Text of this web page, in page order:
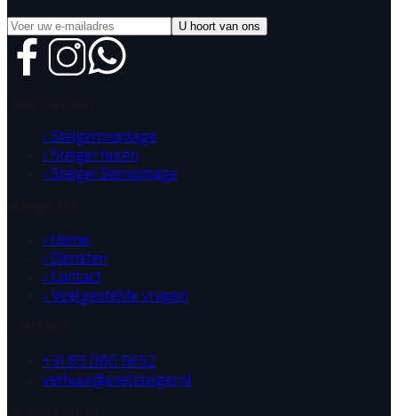
U hoort van ons
› Steigermontage
› Steiger huren
› Steiger Demontage
› Home
› Diensten
› Contact
› Veelgestelde vragen
+31 85 080 5652
verhuur@snelsteiger.nl